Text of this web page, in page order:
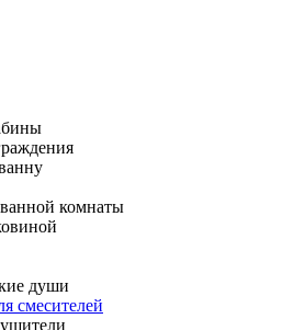
комнаты
души
смесителей